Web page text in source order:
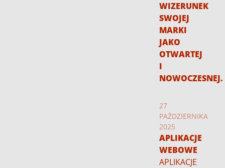
WIZERUNEK
SWOJEJ
MARKI
JAKO
OTWARTEJ
I
NOWOCZESNEJ.
27
PAŹDZIERNIKA
2025
APLIKACJE
WEBOWE
APLIKACJE